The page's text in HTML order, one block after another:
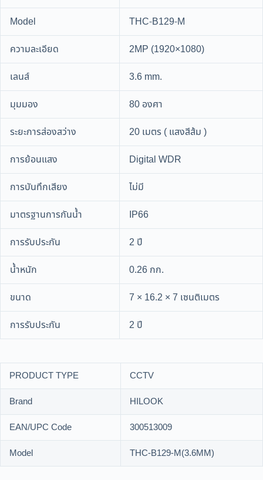
Model
THC-B129-M
ความละเอียด
2MP (1920×1080)
เลนส์
3.6 mm.
มุมมอง
80 องศา
ระยะการส่องสว่าง
20 เมตร ( แสงสีส้ม )
การย้อนแสง
Digital WDR
การบันทึกเสียง
ไม่มี
มาตรฐานการกันน้ำ
IP66
การรับประกัน
2 ปี
น้ำหนัก
0.26 กก.
ขนาด
7 × 16.2 × 7 เซนติเมตร
การรับประกัน
2 ปี
PRODUCT TYPE
CCTV
Brand
HILOOK
EAN/UPC Code
300513009
Model
THC-B129-M(3.6MM)